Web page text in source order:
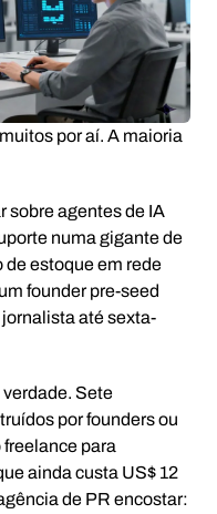
por aí. A maioria
sobre agentes de IA
numa gigante de
de estoque em rede
founder pre-seed
até sexta-
Sete
por founders ou
para
ainda custa US$ 12
de PR encostar: